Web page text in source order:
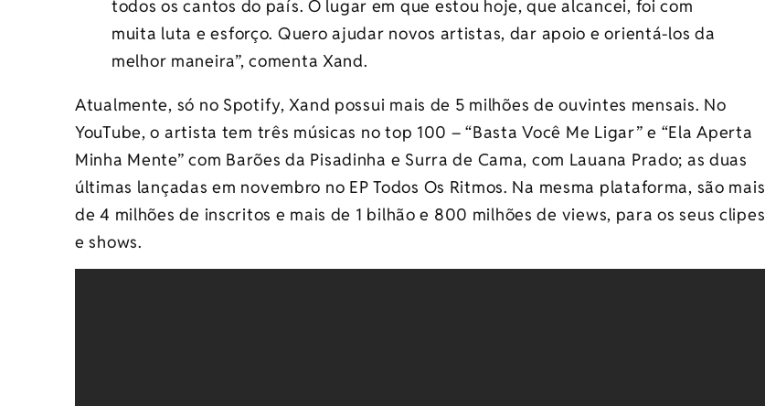
todos os cantos do país. O lugar em que estou hoje, que alcancei, foi com
muita luta e esforço. Quero ajudar novos artistas, dar apoio e orientá-los da
melhor maneira”, comenta Xand.
Atualmente, só no Spotify, Xand possui mais de 5 milhões de ouvintes mensais. No
YouTube, o artista tem três músicas no top 100 – “Basta Você Me Ligar” e “Ela Aperta
Minha Mente” com Barões da Pisadinha e Surra de Cama, com Lauana Prado; as duas
últimas lançadas em novembro no EP Todos Os Ritmos. Na mesma plataforma, são mais
de 4 milhões de inscritos e mais de 1 bilhão e 800 milhões de views, para os seus clipes
e shows.